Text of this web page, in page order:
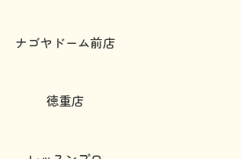
ナゴヤドーム前店
徳重店